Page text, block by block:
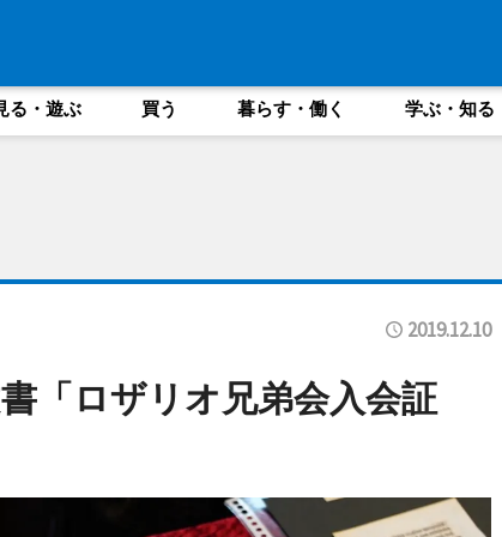
る・遊ぶ 買う 暮らす・働く 学ぶ・知る
2019.12.10
「ロザリオ兄弟会入会証